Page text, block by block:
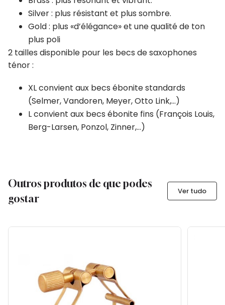
Silver : plus résistant et plus sombre.
Gold : plus «d’élégance» et une qualité de ton
plus poli
2 tailles disponible pour les becs de saxophones
ténor :
XL convient aux becs ébonite standards
(Selmer, Vandoren, Meyer, Otto Link,…)
L convient aux becs ébonite fins (François Louis,
Berg-Larsen, Ponzol, Zinner,…)
Outros produtos de que podes
gostar
Ver tudo